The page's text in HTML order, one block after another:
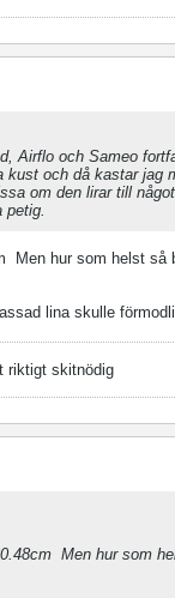
Airflo och Sameo
och då kastar jag
om den lirar till
petig.
Men hur som helst så
lina skulle
riktigt skitnödig
Men hur som